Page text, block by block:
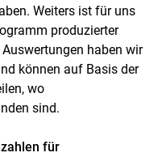
Weiters ist für uns
produzierter
haben wir
können auf Basis der
wo
sind.
für